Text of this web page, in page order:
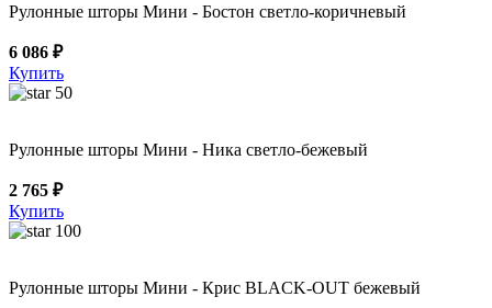
Рулонные шторы Мини - Бостон светло-коричневый
6 086 ₽
Купить
50
Рулонные шторы Мини - Ника светло-бежевый
2 765 ₽
Купить
100
Рулонные шторы Мини - Крис BLACK-OUT бежевый